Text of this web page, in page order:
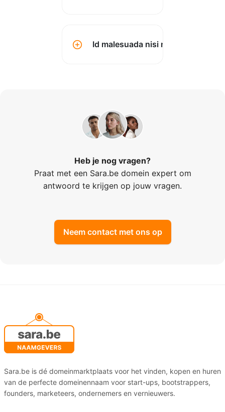
Id malesuada nisi montes?
Heb je nog vragen?
Praat met een Sara.be domein expert om
antwoord te krijgen op jouw vragen.
Neem contact met ons op
Sara.be is dé domeinmarktplaats voor het vinden, kopen en huren
van de perfecte domeinennaam voor start-ups, bootstrappers,
founders, marketeers, ondernemers en vernieuwers.